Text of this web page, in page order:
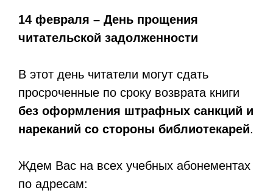
14 февраля – День прощения
читательской задолженности
В этот день читатели могут сдать
просроченные по сроку возврата книги
без оформления штрафных санкций и
нареканий со стороны библиотекарей.
Ждем Вас на всех учебных абонементах
по адресам: